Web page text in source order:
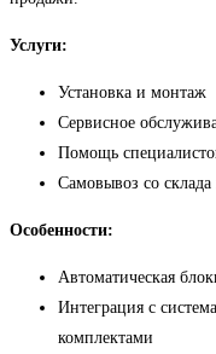
Услуги:
Установка и монтаж
Сервисное
Помощь
Самовывоз со
Особенности:
Автоматическая
Интеграция с
комплектами